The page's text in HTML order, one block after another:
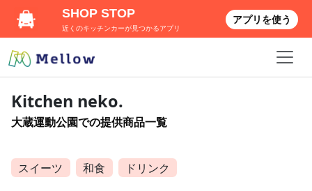
Kitchen neko.
大蔵運動公園での提供商品一覧
スイーツ 和食 ドリンク
SHOP STOP
近くのキッチンカーが見つかるアプリ
アプリを使う